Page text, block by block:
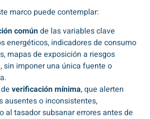
marco puede contemplar:
comúnde las variables clave
energéticos, indicadores de consumo
mapas de exposición a riesgos
sin imponer una única fuente o
deverificación mínima, que alerten
ausentes o inconsistentes,
al tasador subsanar errores antes de